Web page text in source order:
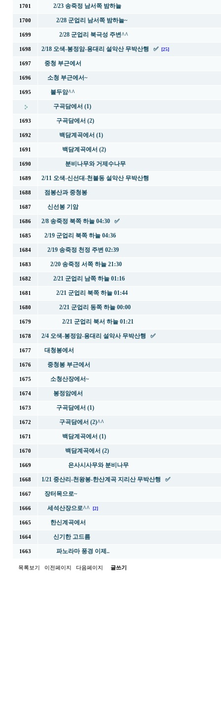
1701 2/23 송죽정 남서쪽 밤하늘
1700 2/28 군업리 남서쪽 밤하늘~
1699 2/28 군업리 북극성 주변^^
1698 2/18 오색-봉정암-용대리 설악산 무박산행 ✅ [25]
1697 중청 부근에서
1696 소청 부근에서~
1695 불두암^^
구곡담에서 (1)
1693 구곡담에서 (2)
1692 백담계곡에서 (1)
1691 백담계곡에서 (2)
1690 분비나무와 거제수나무
1689 2/11 오색-신선대-천불동 설악산 무박산행
1688 점봉산과 중청봉
1687 신선봉 기암
1686 2/8 송죽정 북쪽 하늘 04:30 ✅
1685 2/19 군업리 북쪽 하늘 04:36
1684 2/19 송죽정 천정 주변 02:39
1683 2/20 송죽정 서쪽 하늘 21:30
1682 2/21 군업리 남쪽 하늘 01:16
1681 2/21 군업리 북쪽 하늘 01:44
1680 2/21 군업리 동쪽 하늘 00:00
1679 2/21 군업리 북서 하늘 01:21
1678 2/4 오색-봉정암-용대리 설악사 무박산행 ✅
1677 대청봉에서
1676 중청봉 부근에서
1675 소청산장에서~
1674 봉정암에서
1673 구곡담에서 (1)
1672 구곡담에서 (2)^^
1671 백담계곡에서 (1)
1670 백담계곡에서 (2)
1669 은사시사무와 분비나무
1668 1/21 중산리-천왕봉-한산계곡 지리산 무박산행 ✅
1667 장터목으로~
1666 세석산장으로^^ [2]
1665 한신계곡에서
1664 신기한 고드름
1663 파노라마 풍경 이제..
목록보기 이전페이지 다음페이지 글쓰기